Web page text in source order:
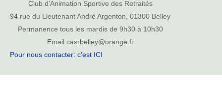
Club d'Animation Sportive des Retraités
94 rue du Lieutenant André Argenton, 01300 Belley
Permanence tous les mardis de 9h30 à 10h30
Email casrbelley@orange.fr
Pour nous contacter: c'est ICI